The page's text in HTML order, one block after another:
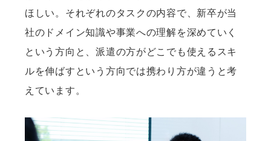
ほしい。それぞれのタスクの内容で、新卒が当
社のドメイン知識や事業への理解を深めていく
という方向と、派遣の方がどこでも使えるスキ
ルを伸ばすという方向では携わり方が違うと考
えています。